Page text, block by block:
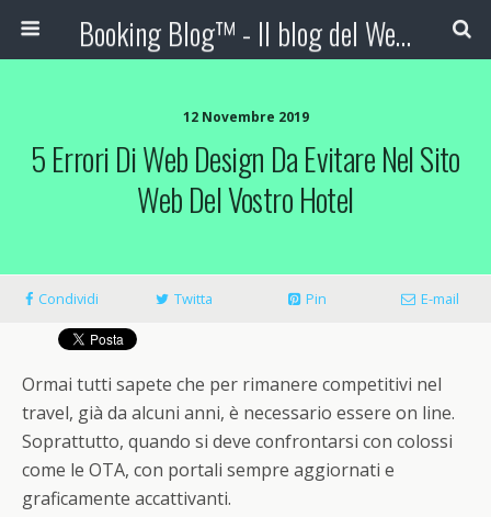
Booking Blog™ - Il blog del Web Marketing Turistico
12 Novembre 2019
5 Errori Di Web Design Da Evitare Nel Sito
Web Del Vostro Hotel
Condividi Twitta Pin E-mail
Ormai tutti sapete che per rimanere competitivi nel
travel, già da alcuni anni, è necessario essere on line.
Soprattutto, quando si deve confrontarsi con colossi
come le OTA, con portali sempre aggiornati e
graficamente accattivanti.